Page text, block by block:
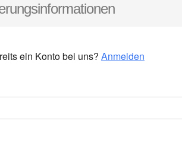
ein Konto bei uns? Anmelden